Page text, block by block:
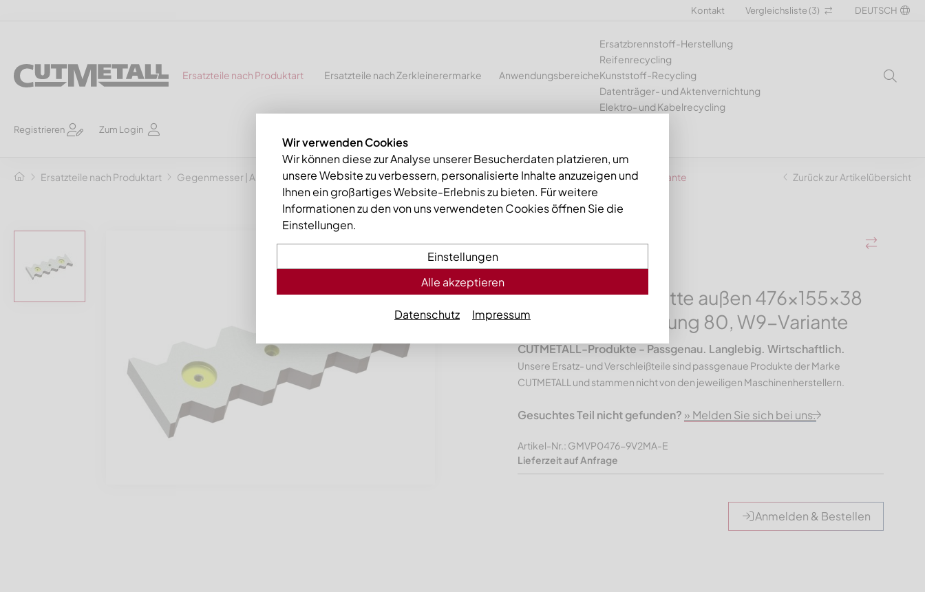
Kontakt Vergleichsliste (3) DEUTSCH
Ersatzteile nach Produktart Ersatzteile nach Zerkleinerermarke Anwendungsbereiche
Ersatzbrennstoff-Herstellung
Reifenrecycling
Kunststoff-Recycling
Datenträger- und Aktenvernichtung
Elektro- und Kabelrecycling
Registrieren Zum Login
Ersatzteile nach Produktart Gegenmesser | Abstreifkämme Gegenmesser mitte außen 476x155x38 Eco Line, Ausführung 80, W9-Variante Zurück zur Artikelübersicht
Gegenmesser mitte außen 476x155x38
Eco Line, Ausführung 80, W9-Variante
CUTMETALL-Produkte - Passgenau. Langlebig. Wirtschaftlich.
Unsere Ersatz- und Verschleißteile sind passgenaue Produkte der Marke
CUTMETALL und stammen nicht von den jeweiligen Maschinenherstellern.
Gesuchtes Teil nicht gefunden? » Melden Sie sich bei uns.
Artikel-Nr.: GMVP0476-9V2MA-E
Lieferzeit auf Anfrage
Anmelden & Bestellen
Wir verwenden Cookies
Wir können diese zur Analyse unserer Besucherdaten platzieren, um
unsere Website zu verbessern, personalisierte Inhalte anzuzeigen und
Ihnen ein großartiges Website-Erlebnis zu bieten. Für weitere
Informationen zu den von uns verwendeten Cookies öffnen Sie die
Einstellungen.
Einstellungen
Alle akzeptieren
Datenschutz Impressum